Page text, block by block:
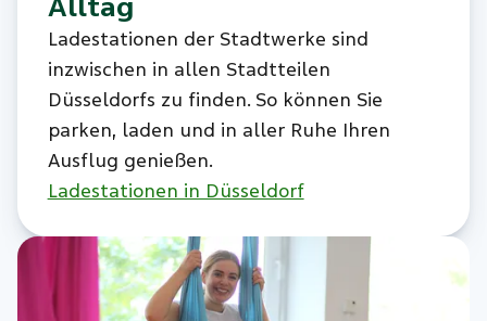
Alltag
Ladestationen der Stadtwerke sind
inzwischen in allen Stadtteilen
Düsseldorfs zu finden. So können Sie
parken, laden und in aller Ruhe Ihren
Ausflug genießen.
Ladestationen in Düsseldorf